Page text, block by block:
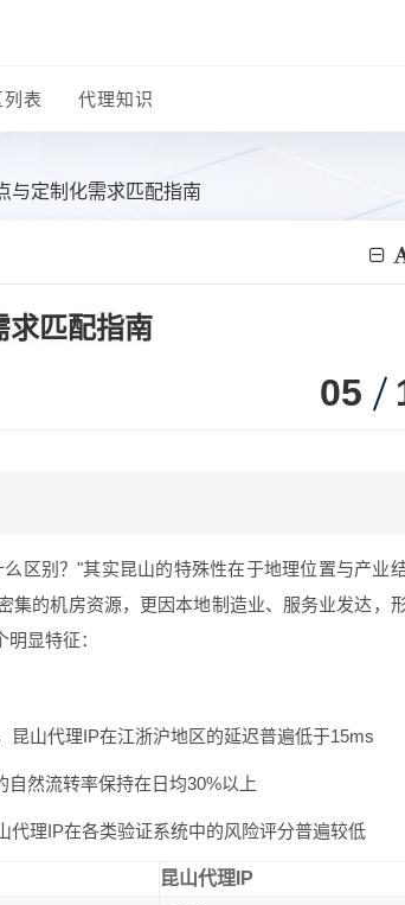
表 代理知识
与定制化需求匹配指南
求匹配指南
05
区别？"其实昆山的特殊性在于地理位置与产业
集的机房资源，更因本地制造业、服务业发达，
显特征：
昆山代理IP在江浙沪地区的延迟普遍低于15ms
自然流转率保持在日均30%以上
代理IP在各类验证系统中的风险评分普遍较低
昆山代理IP